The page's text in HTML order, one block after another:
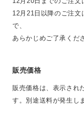
12月21日以降のご注
で、
あらかじめご了承くだ
販売価格
販売価格は、表示され
す。別途送料が発生し